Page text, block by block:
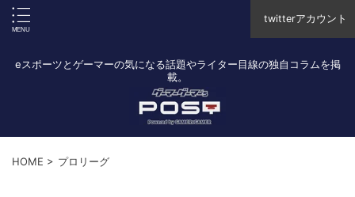
twitterアカウント
eスポーツとゲーマーの気になる話題やライター目線の独自コラムを掲
載。
HOME > プロリーグ